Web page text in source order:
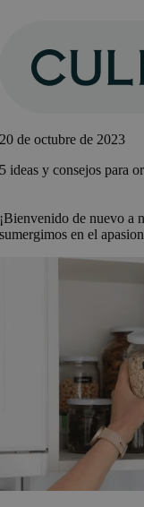
contenido
20 de octubre de 2023
5 ideas y consejos para
¡Bienvenido de nuevo a
sumergimos en el